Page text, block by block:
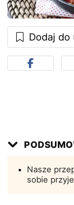
Dodaj do
Nasze
sobie